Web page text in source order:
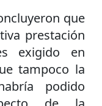
que
prestación
exigido en
tampoco la
podido